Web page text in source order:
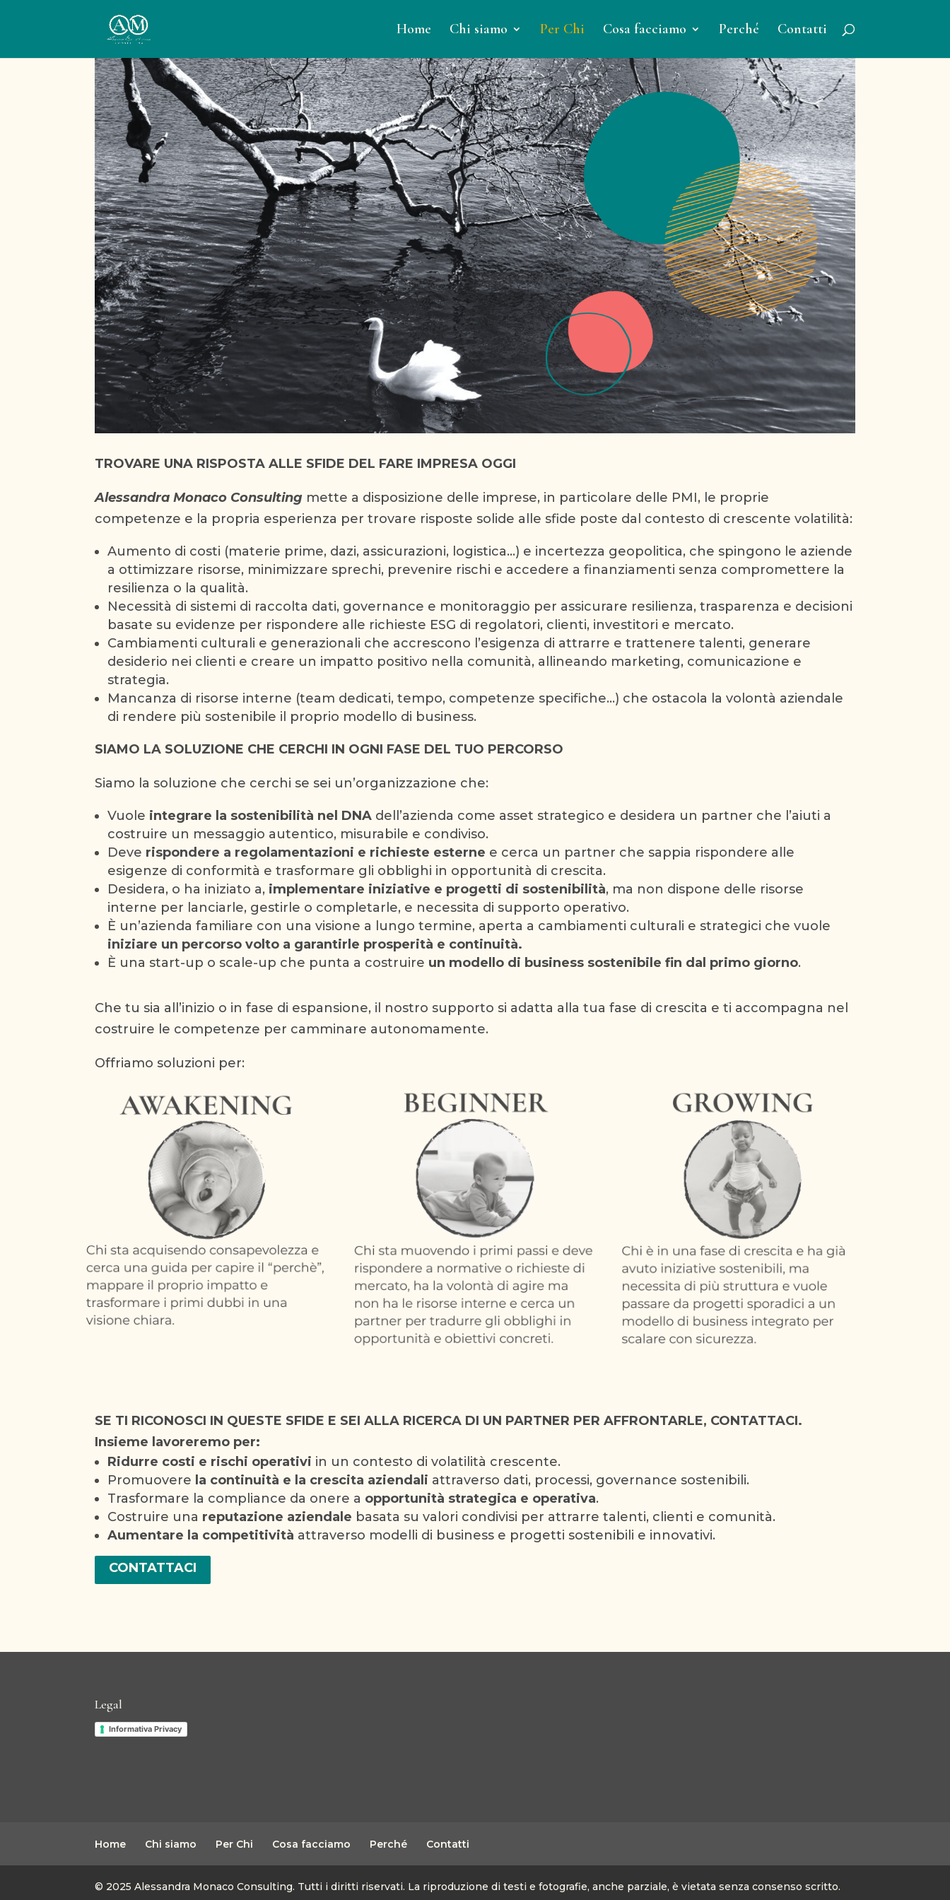
Home Chi siamo Per Chi Cosa facciamo Perché Contatti
TROVARE UNA RISPOSTA ALLE SFIDE DEL FARE IMPRESA OGGI
Alessandra Monaco Consulting mette a disposizione delle imprese, in particolare delle PMI, le proprie
competenze e la propria esperienza per trovare risposte solide alle sfide poste dal contesto di crescente volatilità:
Aumento di costi (materie prime, dazi, assicurazioni, logistica…) e incertezza geopolitica, che spingono le aziende
a ottimizzare risorse, minimizzare sprechi, prevenire rischi e accedere a finanziamenti senza compromettere la
resilienza o la qualità.
Necessità di sistemi di raccolta dati, governance e monitoraggio per assicurare resilienza, trasparenza e decisioni
basate su evidenze per rispondere alle richieste ESG di regolatori, clienti, investitori e mercato.
Cambiamenti culturali e generazionali che accrescono l’esigenza di attrarre e trattenere talenti, generare
desiderio nei clienti e creare un impatto positivo nella comunità, allineando marketing, comunicazione e
strategia.
Mancanza di risorse interne (team dedicati, tempo, competenze specifiche…) che ostacola la volontà aziendale
di rendere più sostenibile il proprio modello di business.
SIAMO LA SOLUZIONE CHE CERCHI IN OGNI FASE DEL TUO PERCORSO
Siamo la soluzione che cerchi se sei un’organizzazione che:
Vuole integrare la sostenibilità nel DNA dell’azienda come asset strategico e desidera un partner che l’aiuti a
costruire un messaggio autentico, misurabile e condiviso.
Deve rispondere a regolamentazioni e richieste esterne e cerca un partner che sappia rispondere alle
esigenze di conformità e trasformare gli obblighi in opportunità di crescita.
Desidera, o ha iniziato a, implementare iniziative e progetti di sostenibilità, ma non dispone delle risorse
interne per lanciarle, gestirle o completarle, e necessita di supporto operativo.
È un’azienda familiare con una visione a lungo termine, aperta a cambiamenti culturali e strategici che vuole
iniziare un percorso volto a garantirle prosperità e continuità.
È una start-up o scale-up che punta a costruire un modello di business sostenibile fin dal primo giorno.
Che tu sia all’inizio o in fase di espansione, il nostro supporto si adatta alla tua fase di crescita e ti accompagna nel
costruire le competenze per camminare autonomamente.
Offriamo soluzioni per:
SE TI RICONOSCI IN QUESTE SFIDE E SEI ALLA RICERCA DI UN PARTNER PER AFFRONTARLE, CONTATTACI.
Insieme lavoreremo per:
Ridurre costi e rischi operativi in un contesto di volatilità crescente.
Promuovere la continuità e la crescita aziendali attraverso dati, processi, governance sostenibili.
Trasformare la compliance da onere a opportunità strategica e operativa.
Costruire una reputazione aziendale basata su valori condivisi per attrarre talenti, clienti e comunità.
Aumentare la competitività attraverso modelli di business e progetti sostenibili e innovativi.
CONTATTACI
Legal
Informativa Privacy
Home Chi siamo Per Chi Cosa facciamo Perché Contatti
© 2025 Alessandra Monaco Consulting. Tutti i diritti riservati. La riproduzione di testi e fotografie, anche parziale, è vietata senza consenso scritto.